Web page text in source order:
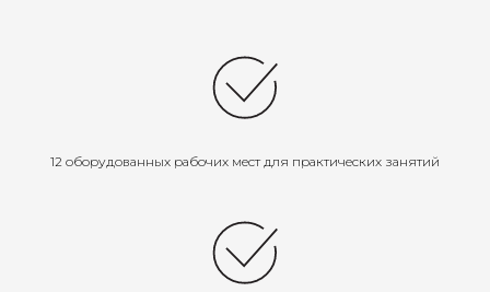
12 оборудованных рабочих мест для практических занятий